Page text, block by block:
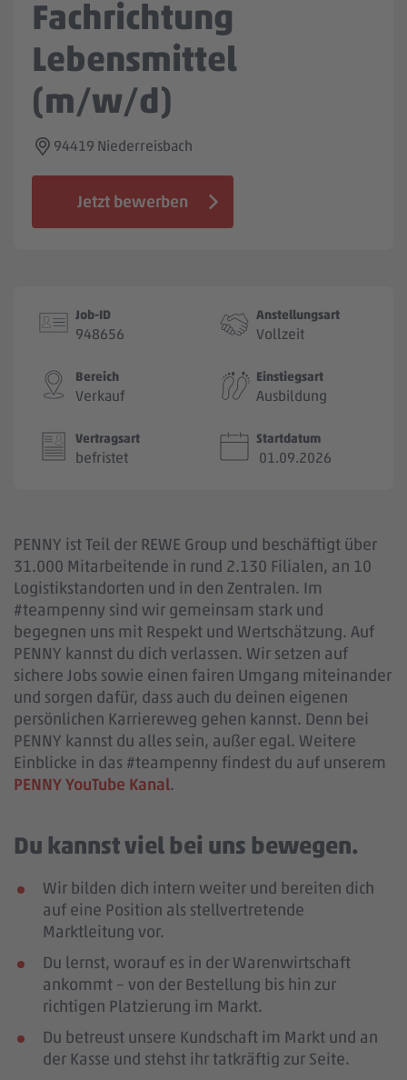
Jobbörse
Fachrichtung
Lebensmittel
(m/w/d)
94419 Niederreisbach
Jetzt bewerben
Job-ID
948656
Anstellungsart
Vollzeit
Bereich
Verkauf
Einstiegsart
Ausbildung
Vertragsart
befristet
Startdatum
01.09.2026
PENNY ist Teil der REWE Group und beschäftigt über
31.000 Mitarbeitende in rund 2.130 Filialen, an 10
Logistikstandorten und in den Zentralen. Im
#teampenny sind wir gemeinsam stark und
begegnen uns mit Respekt und Wertschätzung. Auf
PENNY kannst du dich verlassen. Wir setzen auf
sichere Jobs sowie einen fairen Umgang miteinander
und sorgen dafür, dass auch du deinen eigenen
persönlichen Karriereweg gehen kannst. Denn bei
PENNY kannst du alles sein, außer egal. Weitere
Einblicke in das #teampenny findest du auf unserem
PENNY YouTube Kanal.
Du kannst viel bei uns bewegen.
Wir bilden dich intern weiter und bereiten dich
auf eine Position als stellvertretende
Marktleitung vor.
Du lernst, worauf es in der Warenwirtschaft
ankommt – von der Bestellung bis hin zur
richtigen Platzierung im Markt.
Du betreust unsere Kundschaft im Markt und an
der Kasse und stehst ihr tatkräftig zur Seite.